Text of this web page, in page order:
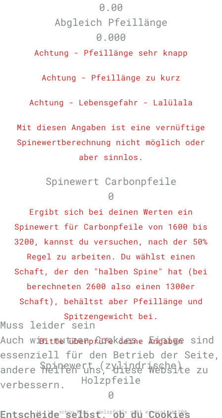
0.00
Abgleich Pfeillänge
0.000
Achtung - Pfeillänge sehr knapp
Achtung - Pfeillänge zu kurz
Achtung - Lebensgefahr - Lalülala
Mit diesen Angaben ist eine vernüftige
Spinewertberechnung nicht möglich oder
aber sinnlos.
Spinewert Carbonpfeile
0
Ergibt sich bei deinen Werten ein
Spinewert für Carbonpfeile von 1600 bis
3200, kannst du versuchen, nach der 50%
Regel zu arbeiten. Du wählst einen
Schaft, der den "halben Spine" hat (bei
berechneten 2600 also einen 1300er
Schaft) , behältst aber Pfeillänge und
Spitzengewicht bei.
Bitte überprüfe deine Angaben
Spinewert (zylindrische)
Holzpfeile
0
Ja, ja, schon klar - Holzpfeile gibt es erst ab 20#
Muss leider sein
Auch wir nutzen Cookies. Einige sind
essenziell für den Betrieb der Seite,
andere helfen uns, diese Website zu
verbessern.
Entscheide selbst, ob du Cookies